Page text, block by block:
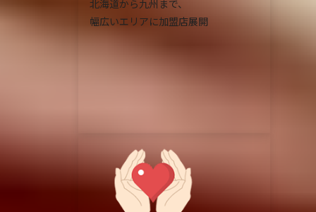
北海道から九州まで、
幅広いエリアに加盟店展開